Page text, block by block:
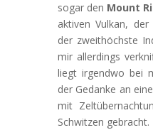
sogar den Mount
aktiven Vulkan,
der zweithöchste
mir allerdings
liegt irgendwo bei
der Gedanke an
mit
Schwitzen